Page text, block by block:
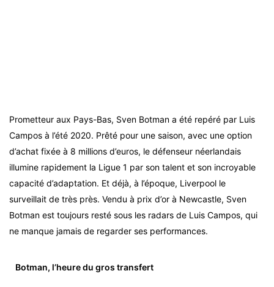
Prometteur aux Pays-Bas, Sven Botman a été repéré par Luis
Campos à l’été 2020. Prêté pour une saison, avec une option
d’achat fixée à 8 millions d’euros, le défenseur néerlandais
illumine rapidement la Ligue 1 par son talent et son incroyable
capacité d’adaptation. Et déjà, à l’époque, Liverpool le
surveillait de très près. Vendu à prix d’or à Newcastle, Sven
Botman est toujours resté sous les radars de Luis Campos, qui
ne manque jamais de regarder ses performances.
Botman, l’heure du gros transfert